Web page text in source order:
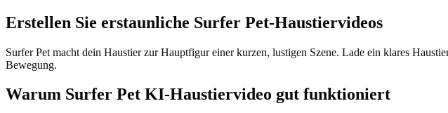
Erstellen Sie erstaunliche Surfer Pet-Haustiervideos
Surfer Pet macht dein Haustier zur Hauptfigur einer kurzen, lustigen Szene. Lade ein klares
Bewegung.
Warum Surfer Pet KI-Haustiervideo gut funktioniert